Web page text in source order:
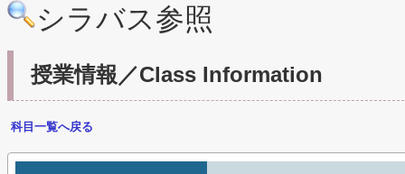
シラバス参照
授業情報／Class Information
科目一覧へ戻る